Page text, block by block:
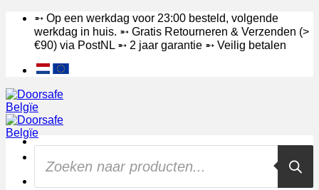
inhoud
➵ Op een werkdag voor 23:00 besteld, volgende
werkdag in huis. ➵ Gratis Retourneren & Verzenden (>
€90) via PostNL ➵ 2 jaar garantie ➵ Veilig betalen
Products
search